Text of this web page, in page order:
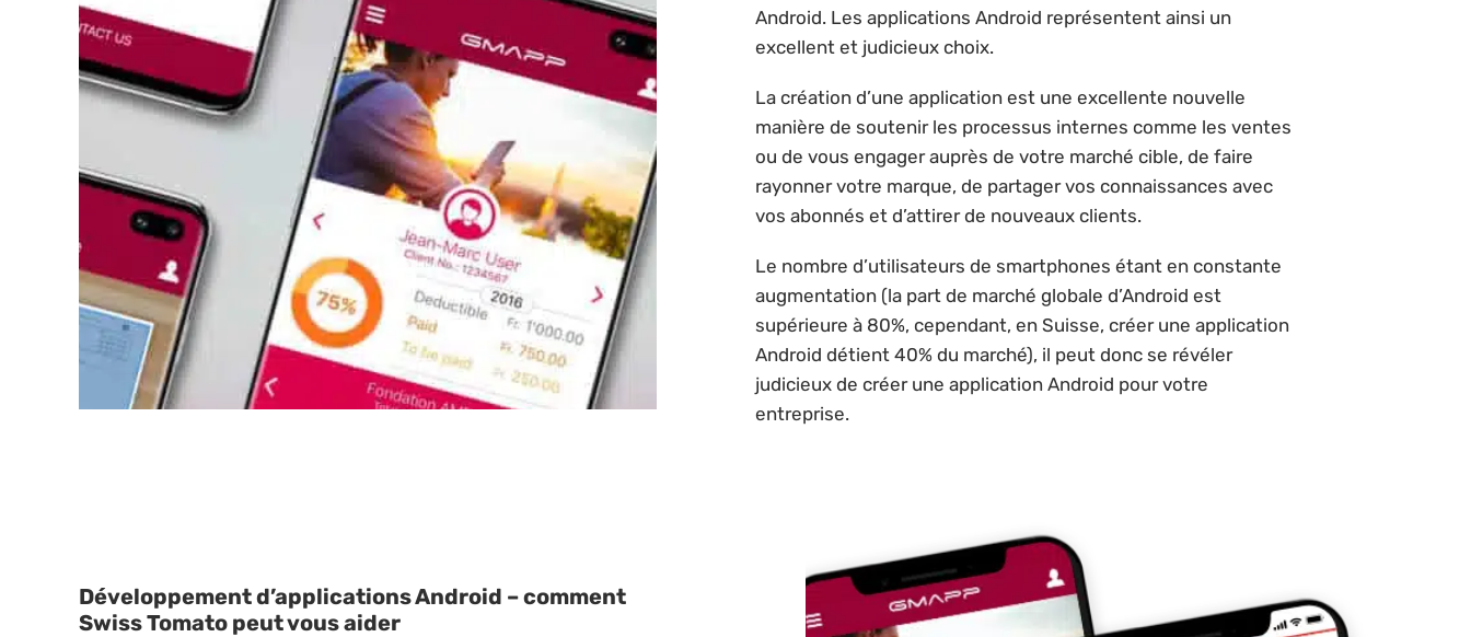
Android. Les applications Android représentent ainsi un
excellent et judicieux choix.
La création d’une application est une excellente nouvelle
manière de soutenir les processus internes comme les ventes
ou de vous engager auprès de votre marché cible, de faire
rayonner votre marque, de partager vos connaissances avec
vos abonnés et d’attirer de nouveaux clients.
Le nombre d’utilisateurs de smartphones étant en constante
augmentation (la part de marché globale d’Android est
supérieure à 80%, cependant, en Suisse, créer une application
Android détient 40% du marché), il peut donc se révéler
judicieux de créer une application Android pour votre
entreprise.
Développement d’applications Android – comment
Swiss Tomato peut vous aider